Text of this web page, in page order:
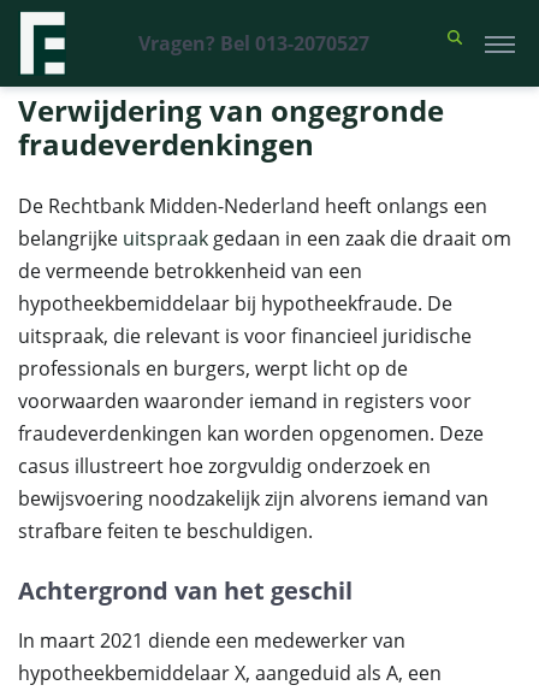
Vragen? Bel 013-2070527
Financieel Recht Advocaten >Uitspraken>Verwijdering van
ongegronde fraudeverdenkingen
Verwijdering van ongegronde
fraudeverdenkingen
De Rechtbank Midden-Nederland heeft onlangs een
belangrijke uitspraak gedaan in een zaak die draait om
de vermeende betrokkenheid van een
hypotheekbemiddelaar bij hypotheekfraude. De
uitspraak, die relevant is voor financieel juridische
professionals en burgers, werpt licht op de
voorwaarden waaronder iemand in registers voor
fraudeverdenkingen kan worden opgenomen. Deze
casus illustreert hoe zorgvuldig onderzoek en
bewijsvoering noodzakelijk zijn alvorens iemand van
strafbare feiten te beschuldigen.
Achtergrond van het geschil
In maart 2021 diende een medewerker van
hypotheekbemiddelaar X, aangeduid als A, een